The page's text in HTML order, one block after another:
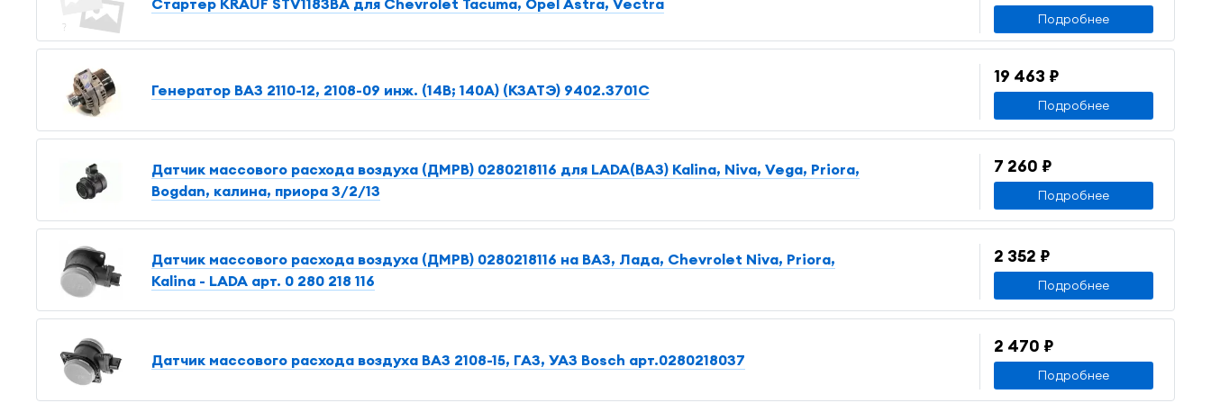
Стартер KRAUF STV1183BA для Chevrolet Tacuma, Opel Astra, Vectra
Подробнее
Генератор ВАЗ 2110-12, 2108-09 инж. (14В; 140А) (КЗАТЭ) 9402.3701С
19 463 ₽
Подробнее
Датчик массового расхода воздуха (ДМРВ) 0280218116 для LADA(ВАЗ) Kalina, Niva, Vega, Priora,
Bogdan, калина, приора 3/2/13
7 260 ₽
Подробнее
Датчик массового расхода воздуха (ДМРВ) 0280218116 на ВАЗ, Лада, Chevrolet Niva, Priora,
Kalina - LADA арт. 0 280 218 116
2 352 ₽
Подробнее
Датчик массового расхода воздуха ВАЗ 2108-15, ГАЗ, УАЗ Bosch арт.0280218037
2 470 ₽
Подробнее